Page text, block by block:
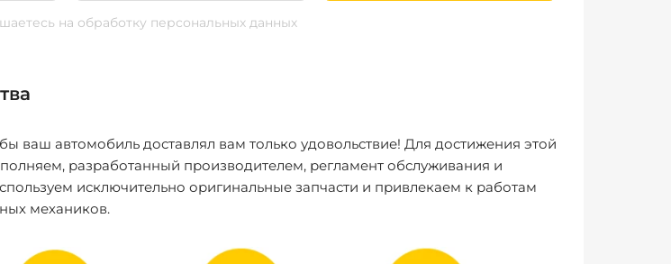
на обработку персональных данных
ваш автомобиль доставлял вам только удовольствие! Для достижения этой
разработанный производителем, регламент обслуживания и
исключительно оригинальные запчасти и привлекаем к работам
механиков.